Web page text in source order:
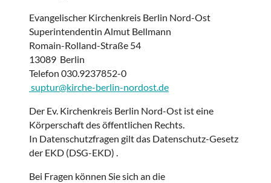
Evangelischer Kirchenkreis Berlin Nord-Ost
Superintendentin Almut Bellmann
Romain-Rolland-Straße 54
13089 Berlin
Telefon 030.9237852-0
suptur@kirche-berlin-nordost.de
Der Ev. Kirchenkreis Berlin Nord-Ost ist eine
Körperschaft des öffentlichen Rechts.
In Datenschutzfragen gilt das Datenschutz-Gesetz
der EKD (DSG-EKD) .
Bei Fragen können Sie sich an die